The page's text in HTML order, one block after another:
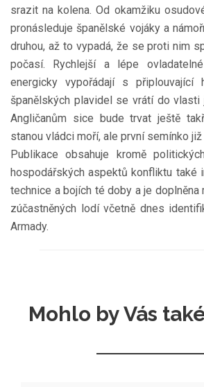
srazit na kolena. Od okamžiku
pronásleduje španělské vojáky a
druhou, až to vypadá, že se proti nim
počasí. Rychlejší a lépe
energicky vypořádají s
španělských plavidel se vrátí do vlasti
Angličanům sice bude trvat ještě
stanou vládci moří, ale první semínko
Publikace obsahuje kromě
hospodářských aspektů konfliktu také
technice a bojích té doby a je doplněna
zúčastněných lodí včetně dnes
Armady.
Mohlo by Vás